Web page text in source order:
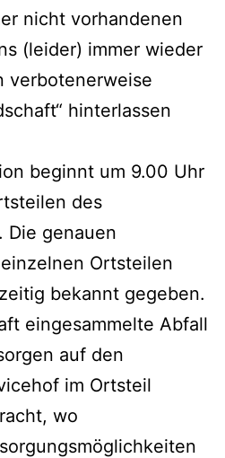
nicht vorhandenen
(leider) immer wieder
verbotenerweise
hinterlassen
beginnt um 9.00 Uhr
des
Die genauen
Ortsteilen
bekannt gegeben.
eingesammelte Abfall
auf den
im Ortsteil
wo